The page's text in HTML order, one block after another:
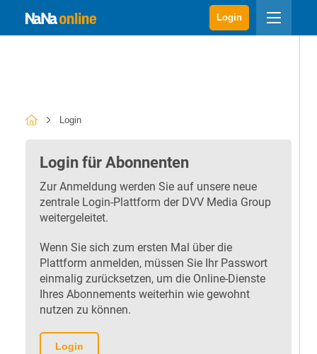
Login
Login
Login für Abonnenten
Zur Anmeldung werden Sie auf unsere neue
zentrale Login-Plattform der DVV Media Group
weitergeleitet.
Wenn Sie sich zum ersten Mal über die
Plattform anmelden, müssen Sie Ihr Passwort
einmalig zurücksetzen, um die Online-Dienste
Ihres Abonnements weiterhin wie gewohnt
nutzen zu können.
Login